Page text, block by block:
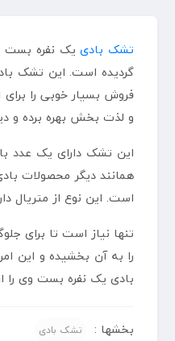
تشک بادی
فروش بسیار خوبی را
و لذت بخش بهره برده و
این تشک دارای یک عدد
همانند دیگر محصولات
است. این نوع از متریال
تنها نیاز است تا برای
را به آن بخشیده و این
بادی یک نفره بست وی را
بخشها : تشک بادی